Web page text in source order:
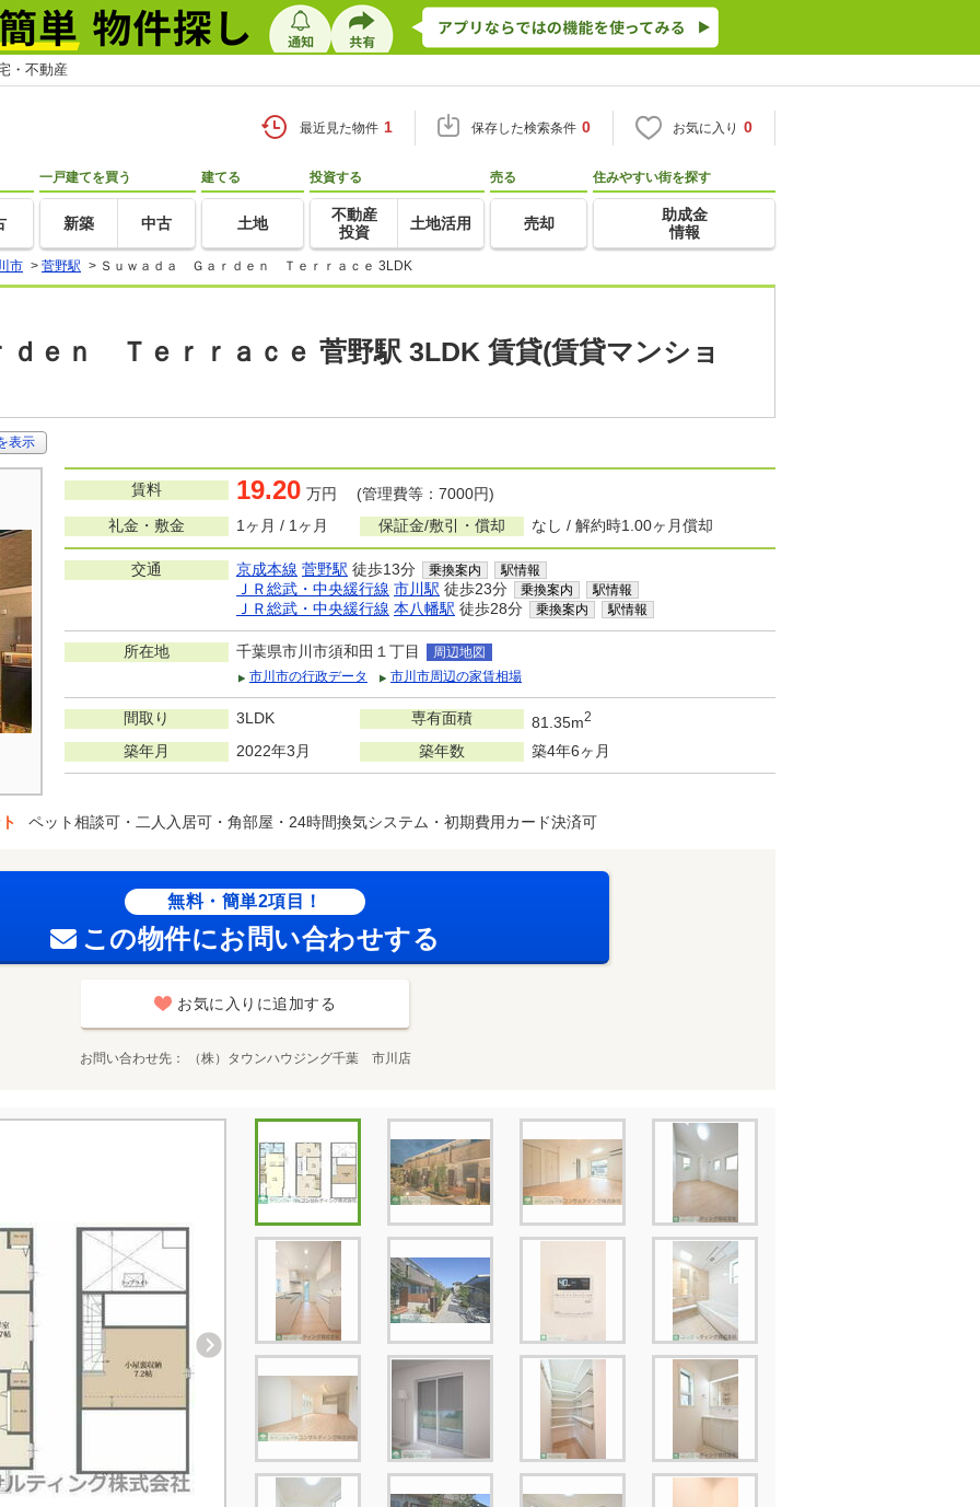
・不動産
最近見た物件 1 保存した検索条件 0 お気に入り 0
一戸建てを買う
新築 中古
建てる
土地
投資する
不動産
投資
土地活用
売る
売却
住みやすい街を探す
助成金
情報
市 > 菅野駅 > Ｓｕｗａｄａ Ｇａｒｄｅｎ Ｔｅｒｒａｃｅ 3LDK
ｅｎ Ｔｅｒｒａｃｅ 菅野駅 3LDK 賃貸(賃貸マンショ
表示
賃料 19.20 万円 (管理費等：7000円)
礼金・敷金
1ヶ月 / 1ヶ月 保証金/敷引・償却 なし / 解約時1.00ヶ月償却
交通 京成本線 菅野駅 徒歩13分 乗換案内 駅情報
ＪＲ総武・中央緩行線 市川駅 徒歩23分 乗換案内 駅情報
ＪＲ総武・中央緩行線 本八幡駅 徒歩28分 乗換案内 駅情報
所在地 千葉県市川市須和田１丁目
周辺地図
市川市の行政データ
市川市周辺の家賃相場
間取り 3LDK 専有面積 81.35m2
築年月 2022年3月 築年数 築4年6ヶ月
ペット相談可・二人入居可・角部屋・24時間換気システム・初期費用カード決済可
無料・簡単2項目！
この物件にお問い合わせする
お気に入りに追加する
お問い合わせ先 （株）タウンハウジング千葉 市川店